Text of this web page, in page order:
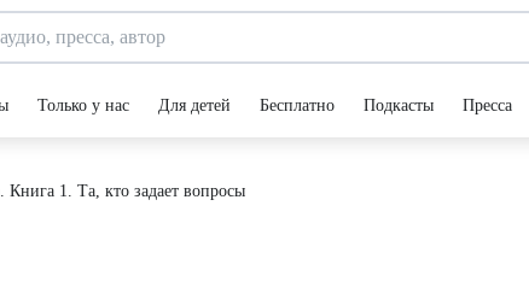
Только у нас Для детей Бесплатно Подкасты Пресса
Книга 1. Та, кто задает вопросы